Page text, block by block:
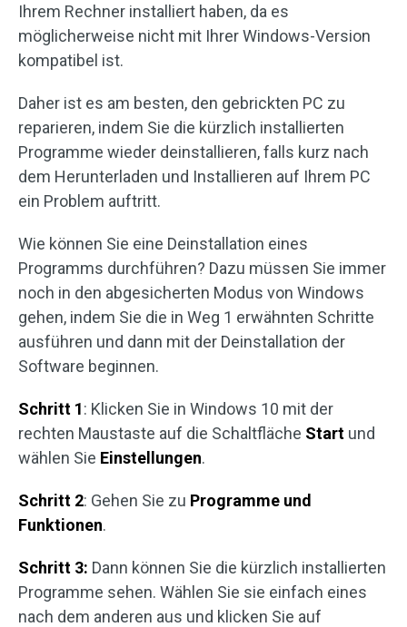
Ihrem Rechner installiert haben, da es
möglicherweise nicht mit Ihrer Windows-Version
kompatibel ist.
Daher ist es am besten, den gebrickten PC zu
reparieren, indem Sie die kürzlich installierten
Programme wieder deinstallieren, falls kurz nach
dem Herunterladen und Installieren auf Ihrem PC
ein Problem auftritt.
Wie können Sie eine Deinstallation eines
Programms durchführen? Dazu müssen Sie immer
noch in den abgesicherten Modus von Windows
gehen, indem Sie die in Weg 1 erwähnten Schritte
ausführen und dann mit der Deinstallation der
Software beginnen.
Schritt 1: Klicken Sie in Windows 10 mit der
rechten Maustaste auf die Schaltfläche Start und
wählen Sie Einstellungen.
Schritt 2: Gehen Sie zu Programme und
Funktionen.
Schritt 3: Dann können Sie die kürzlich installierten
Programme sehen. Wählen Sie sie einfach eines
nach dem anderen aus und klicken Sie auf